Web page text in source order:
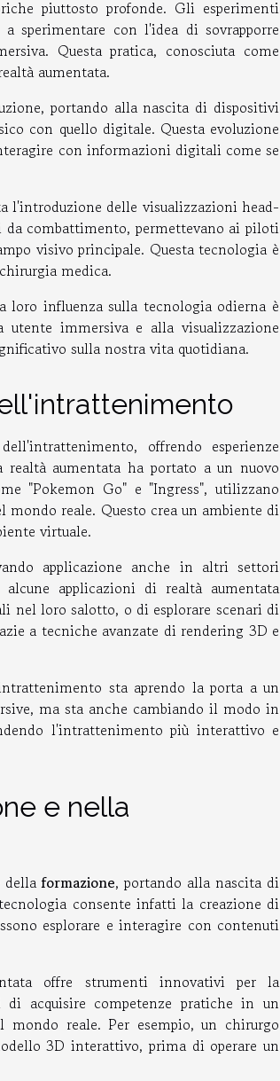
piuttosto profonde. Gli esperimenti
sperimentare con l'idea di sovrapporre
Questa pratica, conosciuta come
aumentata.
portando alla nascita di dispositivi
con quello digitale. Questa evoluzione
con informazioni digitali come se
l'introduzione delle visualizzazioni head-
da combattimento, permettevano ai piloti
visivo principale. Questa tecnologia è
medica.
loro influenza sulla tecnologia odierna è
immersiva e alla visualizzazione
sulla nostra vita quotidiana.
offrendo esperienze
aumentata ha portato a un nuovo
"Pokemon Go" e "Ingress", utilizzano
reale. Questo crea un ambiente di
virtuale.
applicazione anche in altri settori
applicazioni di realtà aumentata
nel loro salotto, o di esplorare scenari di
a tecniche avanzate di rendering 3D e
sta aprendo la porta a un
ma sta anche cambiando il modo in
l'intrattenimento più interattivo e
e nella
dellaformazione, portando alla nascita di
consente infatti la creazione di
esplorare e interagire con contenuti
offre strumenti innovativi per la
acquisire competenze pratiche in un
reale. Per esempio, un chirurgo
3D interattivo, prima di operare un